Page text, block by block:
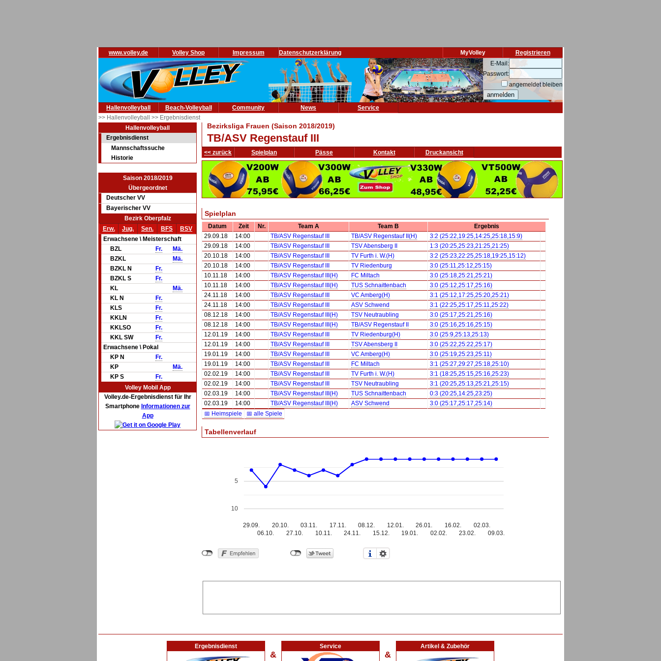
www.volley.de Volley Shop Impressum Datenschutzerklärung Registrieren
MyVolley
E-Mail:
Passwort:
angemeldet bleiben
Hallenvolleyball Beach-Volleyball Community News
Service
>> Hallenvolleyball >> Ergebnisdienst
Hallenvolleyball
Ergebnisdienst
Mannschaftssuche
Historie
Saison 2018/2019
Übergeordnet
Deutscher VV
Bayerischer VV
Bezirk Oberpfalz
Erw.
Jug. Sen. BFS
BSV
Erwachsene \ Meisterschaft
BZL
Fr.
Mä.
BZKL
Mä.
BZKL N
Fr.
BZKL S
Fr.
KL
Mä.
KL N
Fr.
KLS
Fr.
KKLN
Fr.
KKLSO
Fr.
KKL SW
Fr.
Erwachsene \ Pokal
KP N
Fr.
KP
Mä.
KP S
Fr.
Volley Mobil App
Volley.de-Ergebnisdienst für Ihr
Smartphone Informationen zur
App
Bezirksliga Frauen (Saison 2018/2019)
TB/ASV Regenstauf III
<< zurück Spielplan Pässe Kontakt Druckansicht
Spielplan
Datum Zeit Nr. Team A Team B
Ergebnis
29.09.18
14:00 TB/ASV Regenstauf III TB/ASV Regenstauf II(H)
3:2 (25:22,19:25,14:25,25:18,15:9)
29.09.18
14:00 TB/ASV Regenstauf III TSV Abensberg II
1:3 (20:25,25:23,21:25,21:25)
20.10.18
14:00 TB/ASV Regenstauf III TV Furth i. W.(H)
3:2 (25:23,22:25,25:18,19:25,15:12)
20.10.18
14:00 TB/ASV Regenstauf III TV Riedenburg
3:0 (25:11,25:12,25:15)
10.11.18
14:00 TB/ASV Regenstauf III(H) FC Miltach
3:0 (25:18,25:21,25:21)
10.11.18
14:00 TB/ASV Regenstauf III(H) TUS Schnaittenbach
3:0 (25:12,25:17,25:16)
24.11.18
14:00 TB/ASV Regenstauf III VC Amberg(H)
3:1 (25:12,17:25,25:20,25:21)
24.11.18
14:00 TB/ASV Regenstauf III ASV Schwend
3:1 (22:25,25:17,25:11,25:22)
08.12.18
14:00 TB/ASV Regenstauf III(H) TSV Neutraubling
3:0 (25:17,25:21,25:16)
08.12.18
14:00 TB/ASV Regenstauf III(H) TB/ASV Regenstauf II
3:0 (25:16,25:16,25:15)
12.01.19
14:00 TB/ASV Regenstauf III TV Riedenburg(H)
3:0 (25:9,25:13,25:13)
12.01.19
14:00 TB/ASV Regenstauf III TSV Abensberg II
3:0 (25:22,25:22,25:17)
19.01.19
14:00 TB/ASV Regenstauf III VC Amberg(H)
3:0 (25:19,25:23,25:11)
19.01.19
14:00 TB/ASV Regenstauf III FC Miltach
3:1 (25:27,29:27,25:18,25:10)
02.02.19
14:00 TB/ASV Regenstauf III TV Furth i. W.(H)
3:1 (18:25,25:15,25:16,25:23)
02.02.19
14:00 TB/ASV Regenstauf III TSV Neutraubling
3:1 (20:25,25:13,25:21,25:15)
02.03.19
14:00 TB/ASV Regenstauf III(H) TUS Schnaittenbach
0:3 (20:25,14:25,23:25)
02.03.19
14:00 TB/ASV Regenstauf III(H) ASV Schwend
3:0 (25:17,25:17,25:14)
📅 Heimspiele
📅 alle Spiele
Tabellenverlauf
29.09.
06.10.
20.10.
27.10.
03.11.
10.11.
17.11.
24.11.
08.12.
15.12.
12.01.
19.01.
26.01.
02.02.
16.02.
23.02.
02.03.
09.03.
5
10
Ergebnisdienst
&
Service
&
Artikel & Zubehör